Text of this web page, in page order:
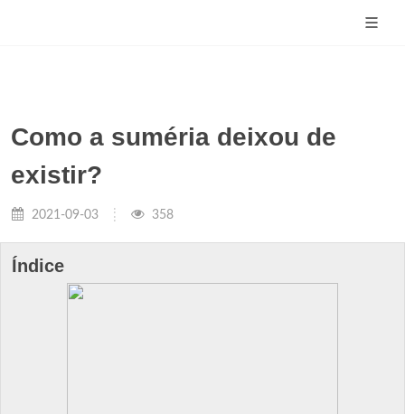
Como a suméria deixou de
existir?
2021-09-03 358
Índice